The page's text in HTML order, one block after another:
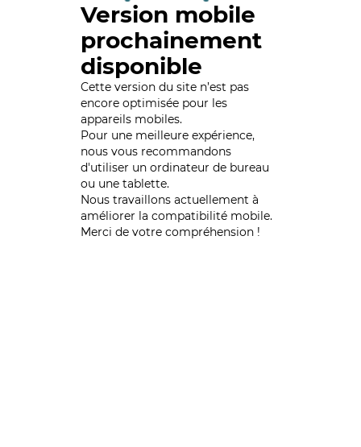
Version mobile
prochainement
disponible
Cette version du site n’est pas
encore optimisée pour les
appareils mobiles.
Pour une meilleure expérience,
nous vous recommandons
d'utiliser un ordinateur de bureau
ou une tablette.
Nous travaillons actuellement à
améliorer la compatibilité mobile.
Merci de votre compréhension !